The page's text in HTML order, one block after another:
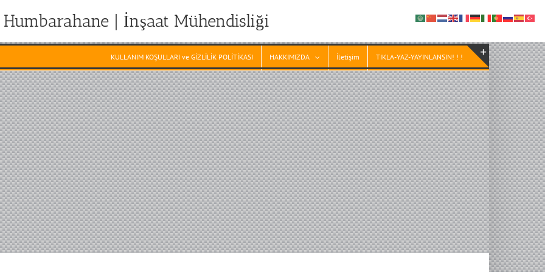
Humbarahane | İnşaat Mühendisliği
KULLANIM KOŞULLARI ve GİZLİLİK POLİTİKASI HAKKIMIZDA İletişim TIKLA-YAZ-YAYINLANSIN! ! !
Toggle
Sliding
Bar
Area